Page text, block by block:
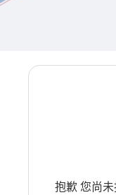
抱歉 您尚未